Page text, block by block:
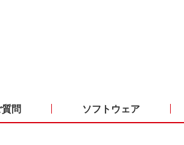
問 ソフトウェア